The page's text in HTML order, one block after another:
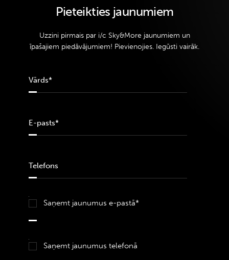
Pieteikties jaunumiem
Uzzini pirmais par i/c Sky&More jaunumiem un
īpašajiem piedāvājumiem! Pievienojies. Iegūsti vairāk.
Saņemt jaunumus e-pastā*
Saņemt jaunumus telefonā